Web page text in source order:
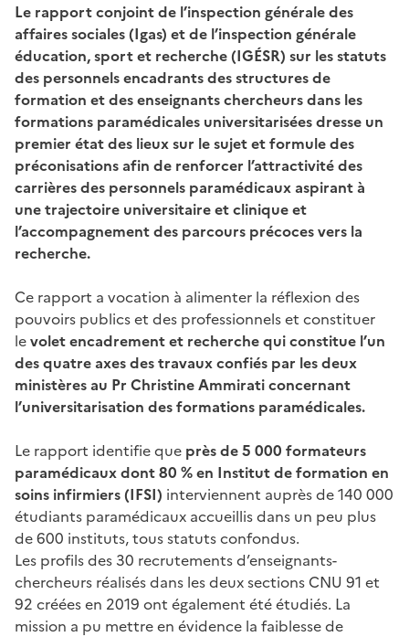
Le rapport conjoint de l’inspection générale des
affaires sociales (Igas) et de l’inspection générale
éducation, sport et recherche (IGÉSR) sur les statuts
des personnels encadrants des structures de
formation et des enseignants chercheurs dans les
formations paramédicales universitarisées dresse un
premier état des lieux sur le sujet et formule des
préconisations afin de renforcer l’attractivité des
carrières des personnels paramédicaux aspirant à
une trajectoire universitaire et clinique et
l’accompagnement des parcours précoces vers la
recherche.
Ce rapport a vocation à alimenter la réflexion des
pouvoirs publics et des professionnels et constituer
levolet encadrement et recherche qui constitue l’un
des quatre axes des travaux confiés par les deux
ministères au Pr Christine Ammirati concernant
l’universitarisation des formations paramédicales.
Le rapport identifie que près de 5 000 formateurs
paramédicaux dont 80 % en Institut de formation en
soins infirmiers (IFSI) interviennent auprès de 140 000
étudiants paramédicaux accueillis dans un peu plus
de 600 instituts, tous statuts confondus.
Les profils des 30 recrutements d’enseignants-
chercheurs réalisés dans les deux sections CNU 91 et
92 créées en 2019 ont également été étudiés. La
mission a pu mettre en évidence la faiblesse de